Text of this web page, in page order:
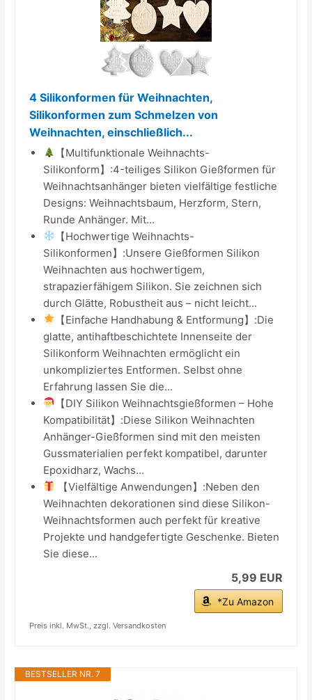
4 Silikonformen für Weihnachten,
Silikonformen zum Schmelzen von
Weihnachten, einschließlich...
【Multifunktionale Weihnachts-
Silikonform】:4-teiliges Silikon Gießformen für
Weihnachtsanhänger bieten vielfältige festliche
Designs: Weihnachtsbaum, Herzform, Stern,
Runde Anhänger. Mit...
【Hochwertige Weihnachts-
Silikonformen】:Unsere Gießformen Silikon
Weihnachten aus hochwertigem,
strapazierfähigem Silikon. Sie zeichnen sich
durch Glätte, Robustheit aus – nicht leicht...
【Einfache Handhabung & Entformung】:Die
glatte, antihaftbeschichtete Innenseite der
Silikonform Weihnachten ermöglicht ein
unkompliziertes Entformen. Selbst ohne
Erfahrung lassen Sie die...
【DIY Silikon Weihnachtsgießformen – Hohe
Kompatibilität】:Diese Silikon Weihnachten
Anhänger-Gießformen sind mit den meisten
Gussmaterialien perfekt kompatibel, darunter
Epoxidharz, Wachs...
【Vielfältige Anwendungen】:Neben den
Weihnachten dekorationen sind diese Silikon-
Weihnachtsformen auch perfekt für kreative
Projekte und handgefertigte Geschenke. Bieten
Sie diese...
5,99 EUR
*Zu Amazon
Preis inkl. MwSt., zzgl. Versandkosten
BESTSELLER NR. 7